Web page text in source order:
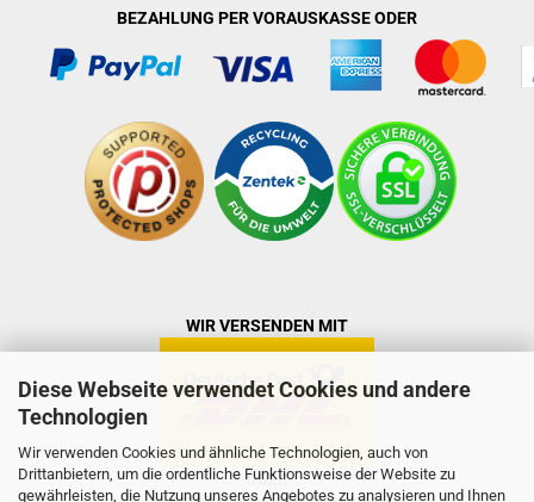
Diese Webseite verwendet Cookies und andere
Technologien
Wir verwenden Cookies und ähnliche Technologien, auch von
Drittanbietern, um die ordentliche Funktionsweise der Website zu
gewährleisten, die Nutzung unseres Angebotes zu analysieren und Ihnen
BEZAHLUNG PER VORAUSKASSE ODER
WIR VERSENDEN MIT
ODER